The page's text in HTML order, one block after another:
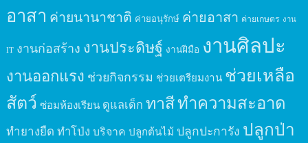
อาสา ค่ายนานาชาติ ค่ายอนุรักษ์ ค่ายอาสา ค่ายเกษตร งาน
IT งานก่อสร้าง งานประดิษฐ์ งานฝีมือ งานศิลปะ
งานออกแรง ช่วยกิจกรรม ช่วยเตรียมงาน ช่วยเหลือ
สัตว์ ซ่อมห้องเรียน ดูแลเด็ก ทาสีทำความสะอาด
ทำยางยืด ทำโป่ง บริจาค ปลูกต้นไม้ ปลูกปะการัง ปลูกป่า